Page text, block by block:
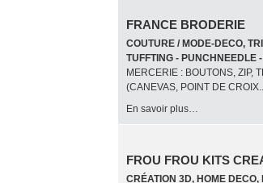
FRANCE BRODERIE
COUTURE / MODE-DECO,
TUFFTING - PUNCHNEEDLE
MERCERIE : BOUTONS, ZIP,
(CANEVAS, POINT DE
En savoir plus…
FROU FROU KITS
CRÉATION 3D, HOME